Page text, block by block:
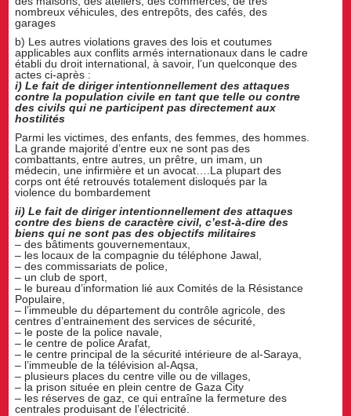
nombreux véhicules, des entrepôts, des cafés, des
garages
b) Les autres violations graves des lois et coutumes
applicables aux conflits armés internationaux dans le cadre
établi du droit international, à savoir, l’un quelconque des
actes ci-après :
i) Le fait de diriger intentionnellement des attaques
contre la population civile en tant que telle ou contre
des civils qui ne participent pas directement aux
hostilités
Parmi les victimes, des enfants, des femmes, des hommes.
La grande majorité d’entre eux ne sont pas des
combattants, entre autres, un prêtre, un imam, un
médecin, une infirmière et un avocat….La plupart des
corps ont été retrouvés totalement disloqués par la
violence du bombardement
ii) Le fait de diriger intentionnellement des attaques
contre des biens de caractère civil, c’est-à-dire des
biens qui ne sont pas des objectifs militaires
– des bâtiments gouvernementaux,
– les locaux de la compagnie du téléphone Jawal,
– des commissariats de police,
– un club de sport,
– le bureau d’information lié aux Comités de la Résistance
Populaire,
– l’immeuble du département du contrôle agricole, des
centres d’entrainement des services de sécurité,
– le poste de la police navale,
– le centre de police Arafat,
– le centre principal de la sécurité intérieure de al-Saraya,
– l’immeuble de la télévision al-Aqsa,
– plusieurs places du centre ville ou de villages,
– la prison située en plein centre de Gaza City
– les réserves de gaz, ce qui entraîne la fermeture des
centrales produisant de l’électricité.